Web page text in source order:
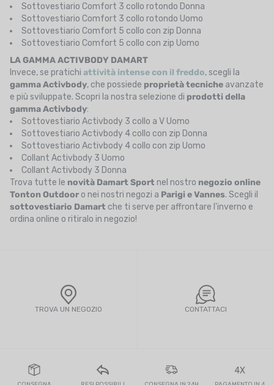
Sottovestiario Comfort 3 collo rotondo Donna
Sottovestiario Comfort 3 collo rotondo Uomo
Sottovestiario Comfort 5 collo con zip Donna
Sottovestiario Comfort 5 collo con zip Uomo
LA GAMMA ACTIVBODY DAMART
Invece, se pratichi attività intense con il freddo, scegli la
gamma Activbody, che possiede proprietà tecniche avanzate
e più sviluppate. Scopri la nostra selezione di prodotti della
gamma Activbody:
Sottovestiario Activbody 3 collo a V Uomo
Sottovestiario Activbody 4 collo con zip Donna
Sottovestiario Activbody 4 collo con zip Uomo
Collant Activbody 3 Uomo
Collant Activbody 3 Donna
Trova tutte le novità Damart Sport nel nostro negozio online
Tonton Outdoor o nei nostri negozi a Parigi e Vannes. Scegli il
sottovestiario Damart che ti serve per affrontare l'inverno e
ordina online o ritiralo in negozio!
TROVA UN NEGOZIO CONTATTACI
4X